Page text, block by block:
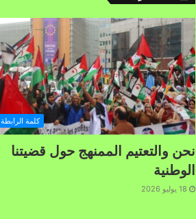
كلمة الرابطة
نحن والتعتيم الممنهج حول قضيتنا
الوطنية
18 يوليو 2026